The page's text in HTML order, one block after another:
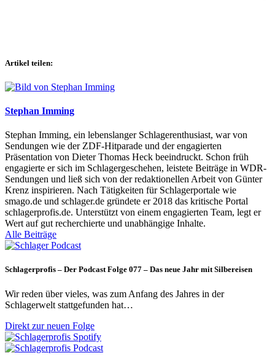
Artikel teilen:
Stephan Imming
Stephan Imming, ein lebenslanger Schlagerenthusiast, war von
Sendungen wie der ZDF-Hitparade und der engagierten
Präsentation von Dieter Thomas Heck beeindruckt. Schon früh
engagierte er sich im Schlagergeschehen, leistete Beiträge in WDR-
Sendungen und ließ sich von der redaktionellen Arbeit von Günter
Krenz inspirieren. Nach Tätigkeiten für Schlagerportale wie
smago.de und schlager.de gründete er 2018 das kritische Portal
schlagerprofis.de. Unterstützt von einem engagierten Team, legt er
Wert auf gut recherchierte und unabhängige Inhalte.
Alle Beiträge
Schlagerprofis – Der Podcast Folge 077 – Das neue Jahr mit Silbereisen
Wir reden über vieles, was zum Anfang des Jahres in der
Schlagerwelt stattgefunden hat…
Direkt zur neuen Folge